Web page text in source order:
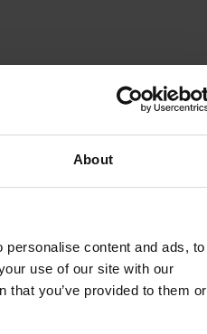
About
content and ads, to
use of our site with our
you’ve provided to them or